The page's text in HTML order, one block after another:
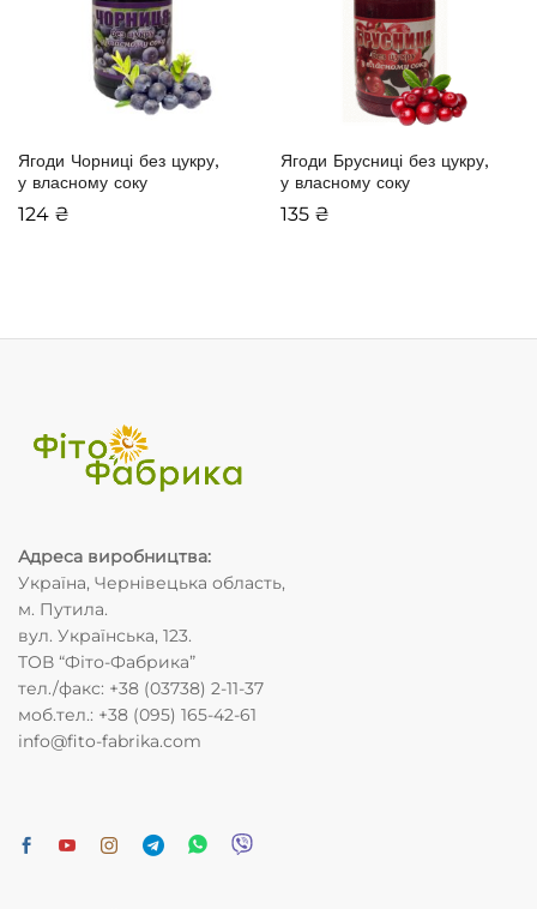
Ягоди Чорниці без цукру,
у власному соку
124 ₴
Ягоди Брусниці без цукру,
у власному соку
135 ₴
Адреса виробництва:
Україна, Чернівецька область,
м. Путила.
вул. Українська, 123.
ТОВ “Фіто-Фабрика”
тел./факс: +38 (03738) 2-11-37
моб.тел.: +38 (095) 165-42-61
info@fito-fabrika.com